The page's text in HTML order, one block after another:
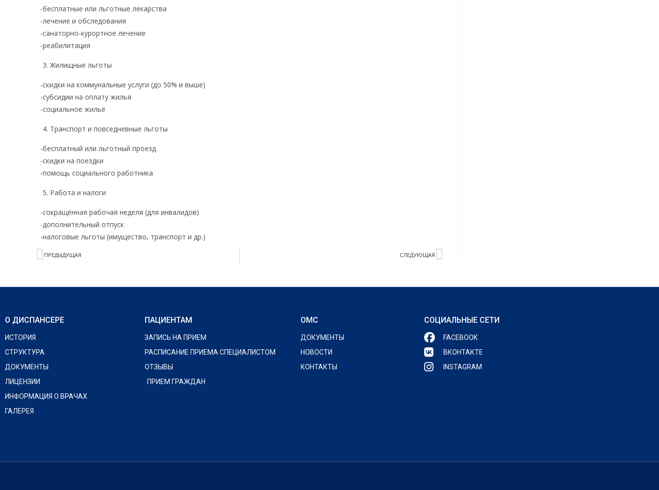
-бесплатные или льготные лекарства
-лечение и обследования
-санаторно-курортное лечение
-реабилитация
Жилищные льготы
-скидки на коммунальные услуги (до 50% и выше)
-субсидии на оплату жилья
-социальное жильё
Транспорт и повседневные льготы
-бесплатный или льготный проезд
-скидки на поездки
-помощь социального работника
Работа и налоги
-сокращённая рабочая неделя (для инвалидов)
-дополнительный отпуск
-налоговые льготы (имущество, транспорт и др.)
ПРЕДЫДУЩАЯ СЛЕДУЮЩАЯ
О ДИСПАНСЕРЕ
ИСТОРИЯ
СТРУКТУРА
ДОКУМЕНТЫ
ЛИЦЕНЗИИ
ИНФОРМАЦИЯ О ВРАЧАХ
ГАЛЕРЕЯ
ПАЦИЕНТАМ
ЗАПИСЬ НА ПРИЕМ
РАСПИСАНИЕ ПРИЕМА СПЕЦИАЛИСТОМ
ОТЗЫВЫ
ПРИЕМ ГРАЖДАН
ОМС
ДОКУМЕНТЫ
НОВОСТИ
КОНТАКТЫ
СОЦИАЛЬНЫЕ СЕТИ
FACEBOOK
ВКОНТАКТЕ
INSTAGRAM